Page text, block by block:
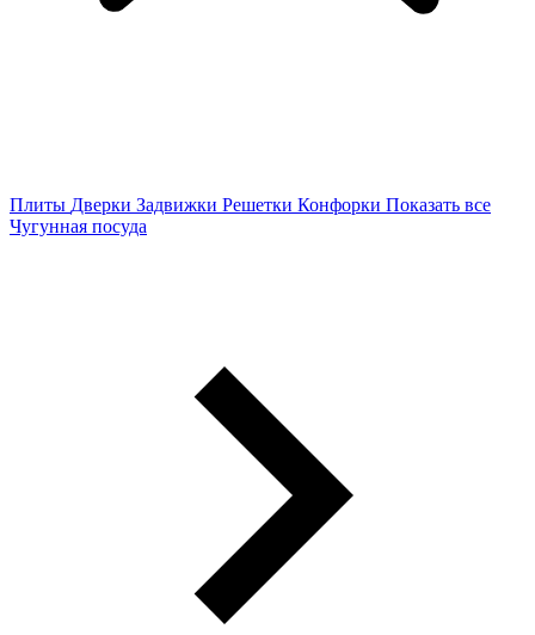
Плиты Дверки Задвижки Решетки Конфорки Показать все
Чугунная посуда